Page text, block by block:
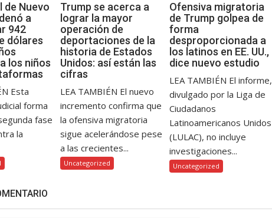
de Nuevo
a
942
dólares
los niños
Esta
forma
fase
la
Trump se acerca a
lograr la mayor
operación de
deportaciones de la
historia de Estados
Unidos: así están las
cifras
LEA TAMBIÉN El nuevo
incremento confirma que
la ofensiva migratoria
sigue acelerándose pese
a las crecientes...
Uncategorized
Ofensiva migratoria
de Trump golpea de
forma
desproporcionada a
los latinos en EE. UU.,
dice nuevo estudio
LEA TAMBIÉN El informe,
divulgado por la Liga de
Ciudadanos
Latinoamericanos Unidos
(LULAC), no incluye
investigaciones...
Uncategorized